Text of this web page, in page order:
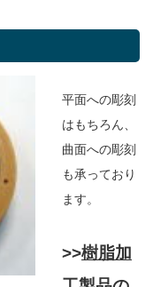
平面への彫刻
はもちろん、
曲面への彫刻
も承っており
ます。
>>樹脂加